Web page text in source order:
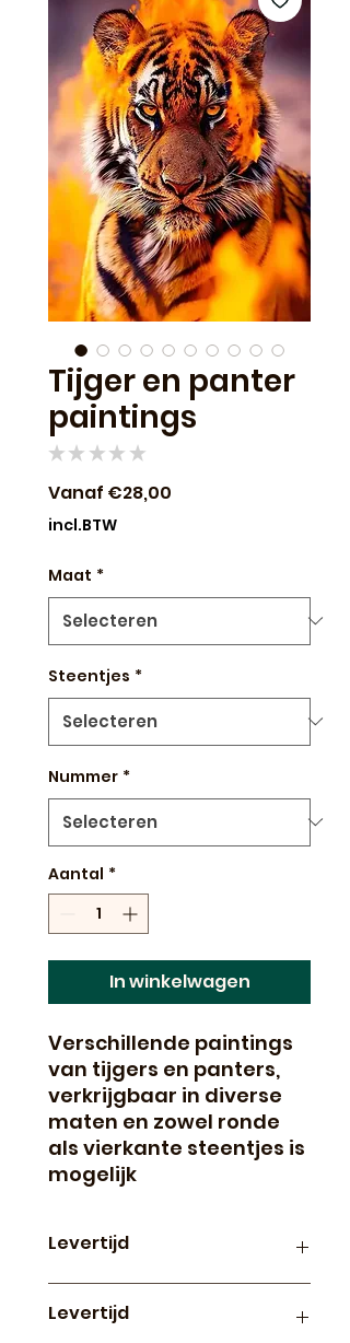
Tijger en panter
paintings
★ ★ ★ ★ ★
Vanaf €28,00
incl.BTW
Maat *
Steentjes *
Nummer *
Aantal *
In winkelwagen
Verschillende paintings
van tijgers en panters,
verkrijgbaar in diverse
maten en zowel ronde
als vierkante steentjes is
mogelijk
Levertijd
paintings op canvas is
Levertijd